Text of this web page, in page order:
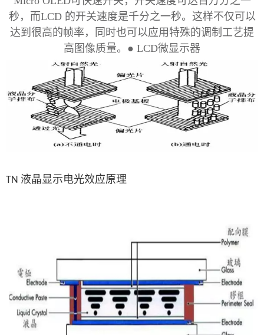
秒，而LCD 的开关速度是千分之一秒。这样不仅可以
达到很高的帧率，同时也可以应用特殊的调制工艺提
高图像质量。● LCD微显示器
TN 液晶显示电光效应原理